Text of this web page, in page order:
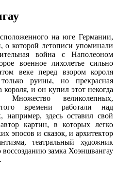
на юге Германии,
о которой летописи упоминали
война с Наполеоном
военное лихолетье сильно
веке перед взором короля
руины, но прекрасная
короля, и он купил этот некогда
Множество великолепных,
времени работали над
например, здесь оставил свой
картин, в которых легко
эпосов и сказок, и архитектор
театральный художник
замка Хоэншвангау